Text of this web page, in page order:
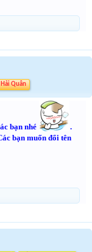
Hải Quân
bạn nhé
.
bạn muốn đổi tên